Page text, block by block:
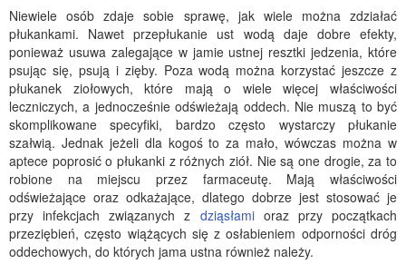
Niewiele osób zdaje sobie sprawę, jak wiele można zdziałać
płukankami. Nawet przepłukanie ust wodą daje dobre efekty,
ponieważ usuwa zalegające w jamie ustnej resztki jedzenia, które
psując się, psują i zięby. Poza wodą można korzystać jeszcze z
płukanek ziołowych, które mają o wiele więcej właściwości
leczniczych, a jednocześnie odświeżają oddech. Nie muszą to być
skomplikowane specyfiki, bardzo często wystarczy płukanie
szałwią. Jednak jeżeli dla kogoś to za mało, wówczas można w
aptece poprosić o płukanki z różnych ziół. Nie są one drogie, za to
robione na miejscu przez farmaceutę. Mają właściwości
odświeżające oraz odkażające, dlatego dobrze jest stosować je
przy infekcjach związanych z dziąsłamioraz przy początkach
przeziębień, często wiążących się z osłabieniem odporności dróg
oddechowych, do których jama ustna również należy.